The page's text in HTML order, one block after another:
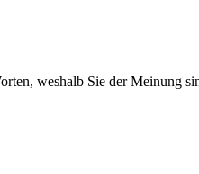
weshalb Sie der Meinung